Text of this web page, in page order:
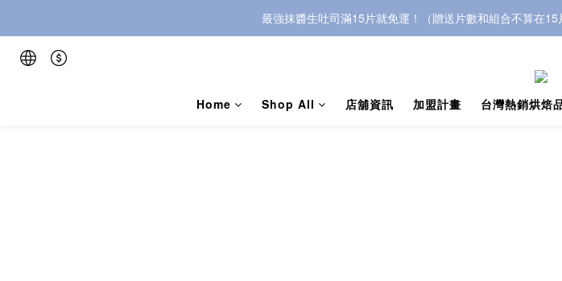
最強抹醬生吐司滿15片就免運！（贈送片數和組合不算在
Home Shop All 店舖資訊 加盟計畫 台灣熱銷烘焙